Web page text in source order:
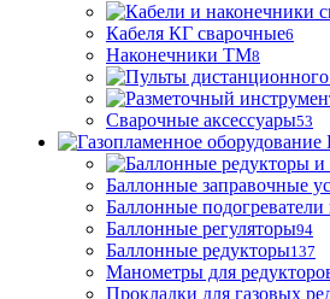
Кабеля КГ сварочные6
Наконечники ТМ8
Сварочные аксессуары53
Баллонные заправочные
Баллонные подогреватели
Баллонные регуляторы94
Баллонные редукторы137
Манометры для
Прокладки для газовых